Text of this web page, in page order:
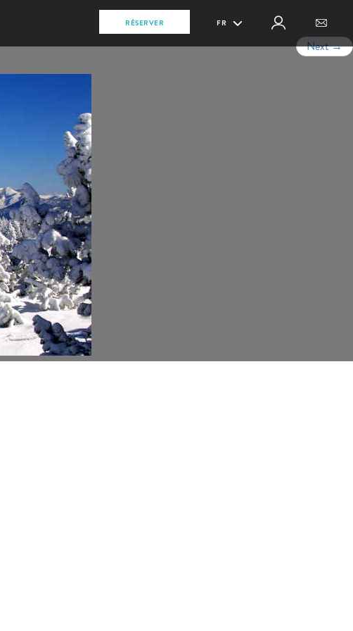
RÉSERVER FR
Next→